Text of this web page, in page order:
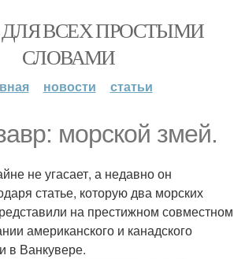
ВСЕХ ПРОСТЫМИ
СЛОВАМИ
новости статьи
морской змей.
не угасает, а недавно он
статье, которую два морских
на престижном совместном
американского и канадского
в Ванкувере.